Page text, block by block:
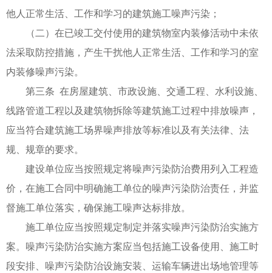
他人正常生活、工作和学习的建筑施工噪声污染；
（二）在已竣工交付使用的建筑物室内装修活动中未依
法采取防控措施，产生干扰他人正常生活、工作和学习的室
内装修噪声污染。
第三条 在房屋建筑、市政设施、交通工程、水利设施、
线路管道工程以及建筑物拆除等建筑施工过程中排放噪声，
应当符合建筑施工场界噪声排放等标准以及有关法律、法
规、规章的要求。
建设单位应当按照规定将噪声污染防治费用列入工程造
价，在施工合同中明确施工单位的噪声污染防治责任，并监
督施工单位落实，确保施工噪声达标排放。
施工单位应当按照规定制定并落实噪声污染防治实施方
案。噪声污染防治实施方案应当包括施工设备使用、施工时
段安排、噪声污染防治设施安装、运输车辆进出场地管理等